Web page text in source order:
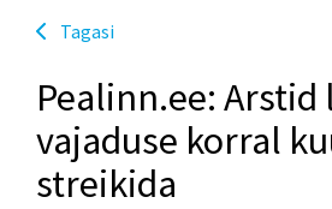
Tagasi
Pealinn.ee: Arstid
vajaduse korral
streikida